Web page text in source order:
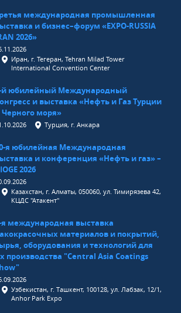
международная промышленная
и бизнес–форум «EXPO-RUSSIA
2026»
Иран, г. Тегеран, Tehran Milad Tower
International Convention Center
й юбилейный Международный
и выставка «Нефть и Газ Турции
Черного моря»
Турция, г. Анкара
я юбилейная Международная
и конференция «Нефть и газ» –
2026
Казахстан, г. Алматы, 050060, ул. Тимирязева 42,
КЦДС "Атакент"
я международная выставка
материалов и покрытий,
оборудования и технологий для
производства "Central Asia Coatings
Узбекистан, г. Ташкент, 100128, ул. Лабзак, 12/1,
Anhor Park Expo